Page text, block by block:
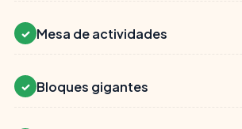
✓ Mesa de actividades
✓ Bloques gigantes